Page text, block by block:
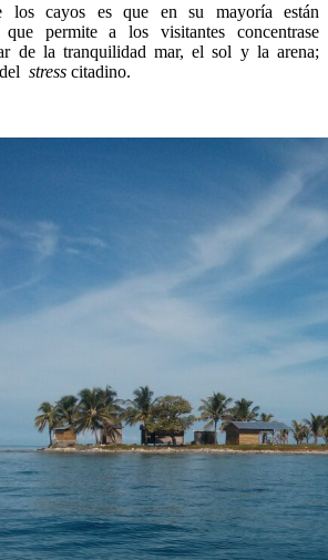
los cayos es que en su mayoría están
permite a los visitantes concentrase
de la tranquilidad mar, el sol y la arena;
stress citadino.